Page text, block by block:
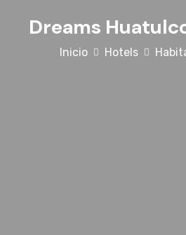
Dreams
Inicio Hotels